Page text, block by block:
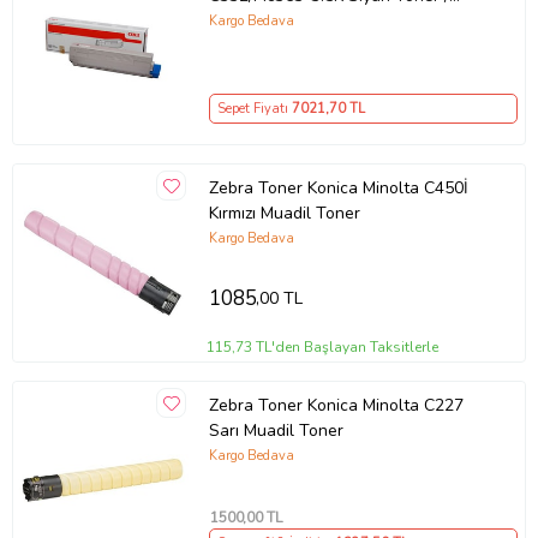
Ürün Kodu:kcm48236437
C332 Mc363 / 3500 Sayfa
Kargo Bedava
Sepet Fiyatı 7021,70 TL
Zebra Toner Konica Minolta C450İ
Kırmızı Muadil Toner
Kargo Bedava
1085,00 TL
115,73 TL'den Başlayan Taksitlerle
Zebra Toner Konica Minolta C227
Sarı Muadil Toner
Kargo Bedava
1500,00 TL